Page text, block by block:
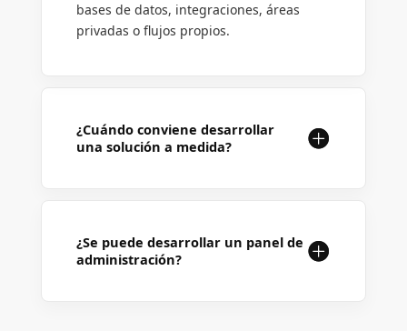
bases de datos, integraciones, áreas
privadas o flujos propios.
¿Cuándo conviene desarrollar
una solución a medida?
¿Se puede desarrollar un panel de
administración?